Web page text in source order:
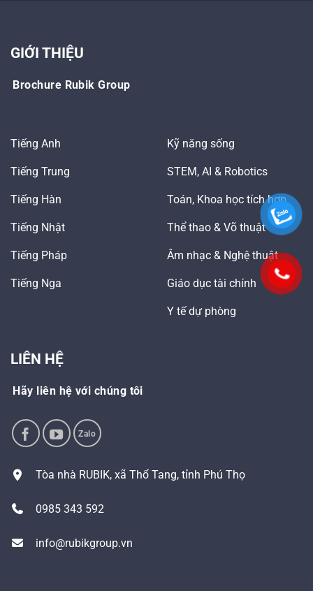
GIỚI THIỆU
Brochure Rubik Group
Tiếng Anh
Tiếng Trung
Tiếng Hàn
Tiếng Nhật
Tiếng Pháp
Tiếng Nga
Kỹ năng sống
STEM, AI & Robotics
Toán, Khoa học tích hợp
Thể thao & Võ thuật
Âm nhạc & Nghệ thuật
Giáo dục tài chính
Y tế dự phòng
LIÊN HỆ
Hãy liên hệ với chúng tôi
Tòa nhà RUBIK, xã Thổ Tang, tỉnh Phú Thọ
0985 343 592
info@rubikgroup.vn